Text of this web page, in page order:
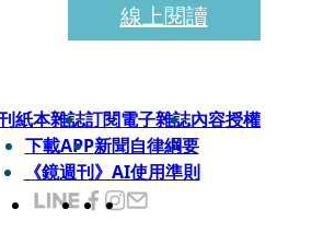
線上閱讀
紙本雜誌訂閱電子雜誌內容授權
下載APP新聞自律綱要
《鏡週刊》AI使用準則